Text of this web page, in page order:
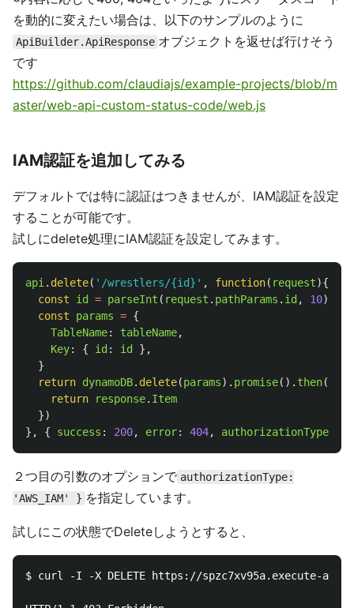
を動的に変えたい場合は、以下のサンプルのように
ApiBuilder.ApiResponse オブジェクトを返せば行けそう
です
https://github.com/claudiajs/example-projects/blob/m
aster/web-api-custom-status-code/web.js
IAM認証を追加してみる
デフォルトでは特に認証はつきませんが、IAM認証を設定
することが可能です。
試しにdelete処理にIAM認証を設定してみます。
api . delete( ' /wrestlers/{id} ' , function( request){
const
id = parseInt ( request . pathParams . id , 10)
const
params = {
TableName: tableName,
Key: { id : id
},
}
return dynamoDB. delete(params). promise(). then(
return
response. Item
})
},
{ success : 200, error: 404, authorizationType
２つ目の引数のオプションで authorizationType:
'AWS_IAM' } を指定しています。
試しにこの状態でDeleteしようとすると、
$ curl -I -X DELETE https://spzc7xv95a.execute-